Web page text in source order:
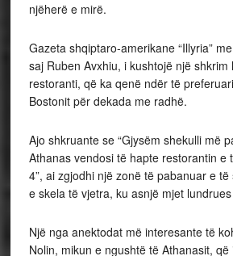
njëherë e mirë.
Gazeta shqiptaro-amerikane “Illyria”
saj Ruben Avxhiu, i kushtojë një shkrim
restoranti, që ka qenë ndër të
Bostonit për dekada me radhë.
Ajo shkruante se “Gjysëm shekulli më
Athanas vendosi të hapte restorantin e
4”, ai zgjodhi një zonë të pabanuar e
e skela të vjetra, ku asnjë mjet
Një nga anektodat më interesante të
Nolin, mikun e ngushtë të Athanasit,